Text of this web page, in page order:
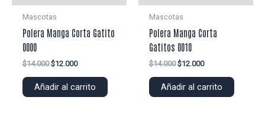
Mascotas
Polera Manga Corta Gatito
0000
$14.000 El
original
$12.000El
actual
Añadir al carrito
Mascotas
Polera Manga Corta
Gatitos 0010
$14.000 El
original
$12.000El
actual
Añadir al carrito